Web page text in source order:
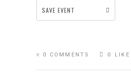
SAVE EVENT
0 COMMENTS 0 LIKE